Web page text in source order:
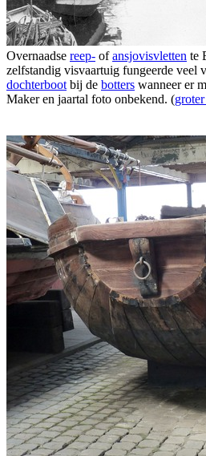
Overnaadse reep- ofansjovisvletten te
zelfstandig visvaartuig fungeerde veel
dochterboot bij de botters wanneer er
Maker en jaartal foto onbekend. (